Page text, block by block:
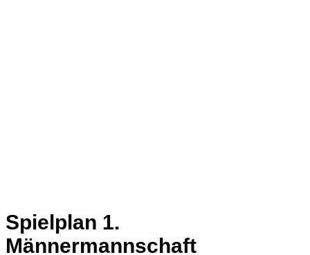
Spielplan 1.
Männermannschaft